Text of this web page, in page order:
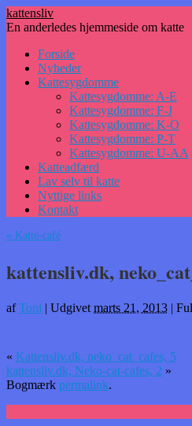
kattensliv
En anderledes hjemmeside om katte
Hop
indhold
Forside
Nyheder
Kattesygdomme
Kattesygdomme: A-E
Kattesygdomme: F-J
Kattesygdomme: K-O
Kattesygdomme: P-T
Kattesygdomme: U-AA
Katteadfærd
Lav selv til katte
Nyttige links
Kontakt
« Katte-café
kattensliv.dk,
af Toni | Udgivet marts 21, 2013 |
« Kattensliv.dk, neko_cat_cafes, 5
kattensliv.dk, Neko-cat-cafes, 2 »
Bogmærk permalink.